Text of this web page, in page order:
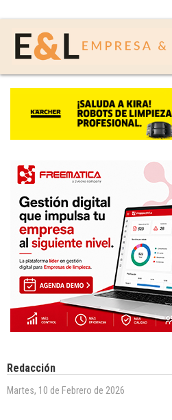
Redacción
Martes, 10 de Febrero de 2026